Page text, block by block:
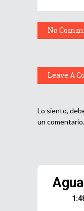
No
Leave A
Lo siento,
un comentario.